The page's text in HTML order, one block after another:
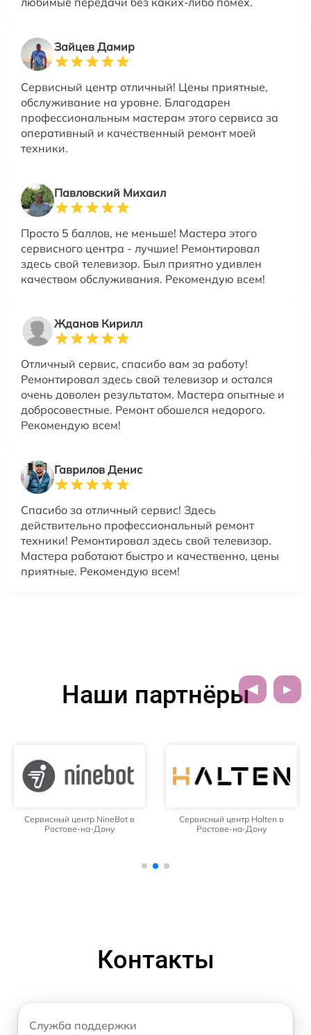
Зайцев Дамир
Сервисный центр отличный! Цены приятные,
обслуживание на уровне. Благодарен
профессиональным мастерам этого сервиса за
оперативный и качественный ремонт моей
техники.
Павловский Михаил
Просто 5 баллов, не меньше! Мастера этого
сервисного центра - лучшие! Ремонтировал
здесь свой телевизор. Был приятно удивлен
качеством обслуживания. Рекомендую всем!
Жданов Кирилл
Отличный сервис, спасибо вам за работу!
Ремонтировал здесь свой телевизор и остался
очень доволен результатом. Мастера опытные и
добросовестные. Ремонт обошелся недорого.
Рекомендую всем!
Гаврилов Денис
Спасибо за отличный сервис! Здесь
действительно профессиональный ремонт
техники! Ремонтировал здесь свой телевизор.
Мастера работают быстро и качественно, цены
приятные. Рекомендую всем!
Наши партнёры
Сервисный центр NineBot в
Ростове-на-Дону
Сервисный центр Halten в
Ростове-на-Дону
Контакты
Служба поддержки